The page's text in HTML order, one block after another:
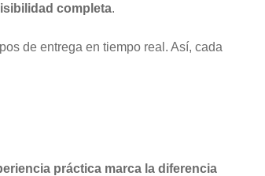
completa.
de entrega en tiempo real. Así, cada
práctica marca la diferencia